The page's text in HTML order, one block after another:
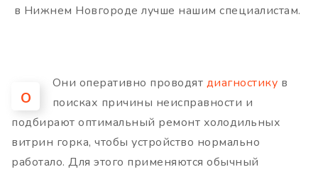
в Нижнем Новгороде лучше нашим специалистам.
О
Они оперативно проводят диагностику в
поисках причины неисправности и
подбирают оптимальный ремонт холодильных
витрин горка, чтобы устройство нормально
работало. Для этого применяются обычный